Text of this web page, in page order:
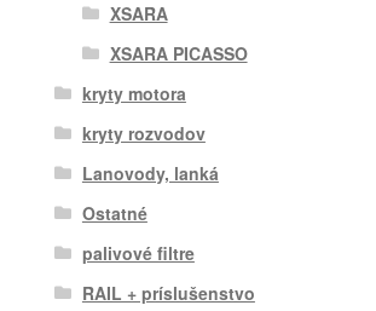
XSARA
XSARA PICASSO
kryty motora
kryty rozvodov
Lanovody, lanká
Ostatné
palivové filtre
RAIL + príslušenstvo